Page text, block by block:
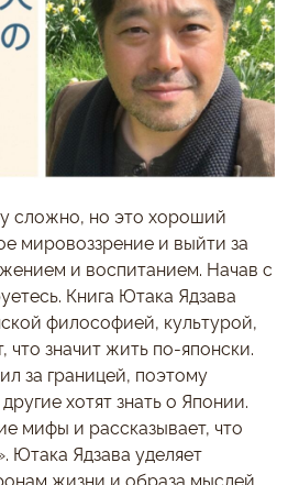
сложно, но это хороший
мировоззрение и выйти за
и воспитанием. Начав с
Книга Ютака Ядзава
философией, культурой,
значит жить по-японски.
за границей, поэтому
хотят знать о Японии.
мифы и рассказывает, что
Ютака Ядзава уделяет
жизни и образа мыслей